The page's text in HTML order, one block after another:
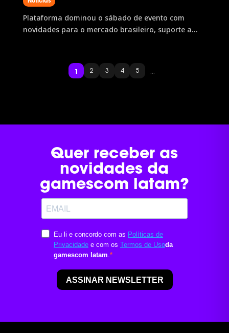
Plataforma dominou o sábado de evento com
novidades para o mercado brasileiro, suporte a
1 2 3 4 5 ...
Quer receber as
novidades da
gamescom latam?